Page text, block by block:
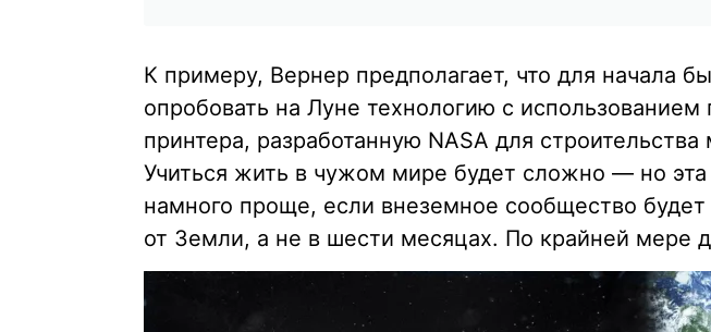
К примеру, Вернер предполагает, что для начала
опробовать на Луне технологию с использованием
принтера, разработанную NASA для
Учиться жить в чужом мире будет сложно — но эта
намного проще, если внеземное сообщество
от Земли, а не в шести месяцах. По крайней мере